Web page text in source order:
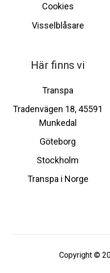
Cookies
Visselblåsare
Här finns vi
Transpa
Tradenvägen 18, 45591
Munkedal
Göteborg
Stockholm
Transpa i Norge
Copyright ©